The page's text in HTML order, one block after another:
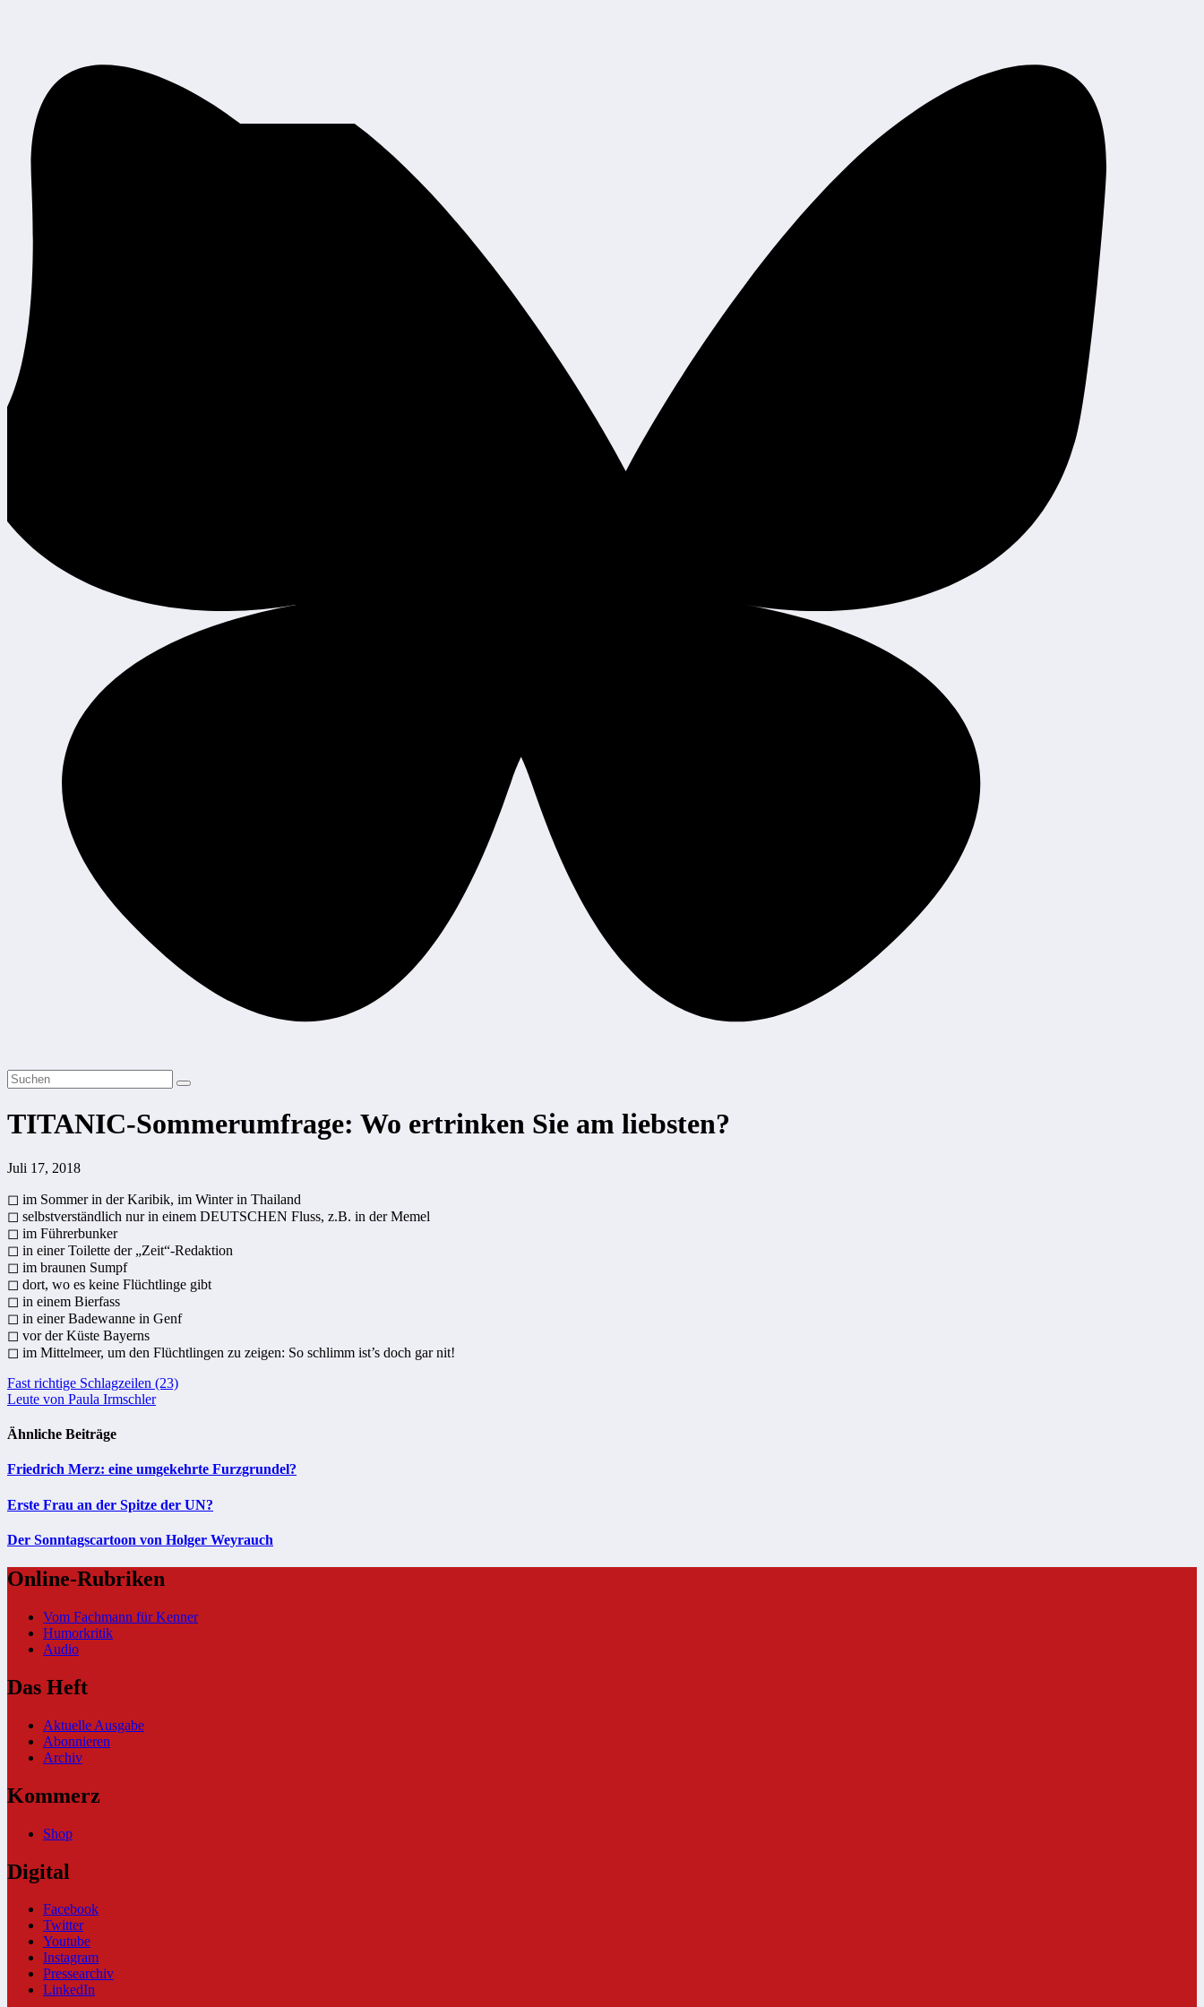
TITANIC-Sommerumfrage: Wo ertrinken Sie am liebsten?
Juli 17, 2018
◻ im Sommer in der Karibik, im Winter in Thailand
◻ selbstverständlich nur in einem DEUTSCHEN Fluss, z.B. in der Memel
◻ im Führerbunker
◻ in einer Toilette der „Zeit“-Redaktion
◻ im braunen Sumpf
◻ dort, wo es keine Flüchtlinge gibt
◻ in einem Bierfass
◻ in einer Badewanne in Genf
◻ vor der Küste Bayerns
◻ im Mittelmeer, um den Flüchtlingen zu zeigen: So schlimm ist’s doch gar nit!
Beitragsnavigation
Fast richtige Schlagzeilen (23)
Leute von Paula Irmschler
Ähnliche Beiträge
Friedrich Merz: eine umgekehrte Furzgrundel?
Erste Frau an der Spitze der UN?
Der Sonntagscartoon von Holger Weyrauch
Online-Rubriken
Vom Fachmann für Kenner
Humorkritik
Audio
Das Heft
Aktuelle Ausgabe
Abonnieren
Archiv
Kommerz
Shop
Digital
Facebook
Twitter
Youtube
Instagram
Pressearchiv
LinkedIn